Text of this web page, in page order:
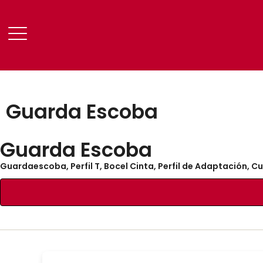
Guarda Escoba
Guarda Escoba
Guardaescoba, Perfil T, Bocel Cinta, Perfil de Adaptación,